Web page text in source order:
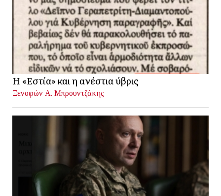
Η «Εστία» και η ανέστια ύβρις
Ξενοφών Α. Μπρουντζάκης